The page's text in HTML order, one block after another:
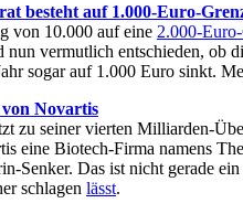
besteht auf 1.000-Euro-
von 10.000 auf eine 2.000-
vermutlich entschieden, ob
sogar auf 1.000 Euro sinkt.
Novartis
zu seiner vierten Milliarden-
eine Biotech-Firma namens
Senker. Das ist nicht gerade
schlagen lässt.